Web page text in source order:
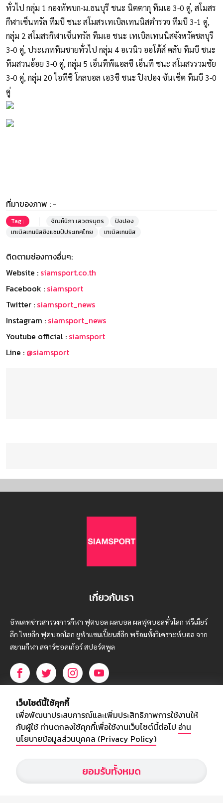
ทั่วไป กลุ่ม 1 กองทัพบก-ม.ธนบุรี ชนะ นิตตากุ ทีมเอ 3-0 คู่, สโมสร
กีฬาเซ็นทรัล ทีมบี ชนะ สโมสรเทเบิลเทนนิสตำรวจ ทีมบี 3-1 คู่,
กลุ่ม 2 สโมสรกีฬาเซ็นทรัล ทีมเอ ชนะ เทเบิลเทนนิสจังหวัดชลบุรี
3-0 คู่, ประเภททีมชายทั่วไป กลุ่ม 4 อเวนิว ออโต้ส์ คลับ ทีมบี ชนะ
ทีมสวนอ้อย 3-0 คู่, กลุ่ม 5 เอ็นทีพีแอลซี เอ็นที ชนะ สโมสรรวมชัย
3-0 คู่, กลุ่ม 20 ไอทีซี โกลบอล เอ3ซี ชนะ ปิงปอง ซันเซ็ต ทีมบี 3-0
คู่
ที่มาของภาพ : -
Tag : จิณห์นิภา เสวตรบุตร
ปิงปอง
เทเบิลเทนนิสชิงแชมป์ประเทศไทย
เทเบิลเทนนิส
ติดตามช่องทางอื่นๆ:
Website : siamsport.co.th
Facebook : siamsport
Twitter : siamsport_news
Instagram : siamsport_news
Youtube official : siamsport
Line : @siamsport
เกี่ยวกับเรา
อัพเดทข่าวสารวงการกีฬา ฟุตบอล ผลบอล ผลฟุตบอลทั่วโลก ฟรีเมียร์
ลีก ไทยลีก ฟุตบอลโลก ยูฟ่าแซมเปี้ยนส์ลีก พร้อมทั้งวิเคราะห์บอล จาก
สยามกีฬา สตาร์ชอคเก้อร์ สปอร์ตพูล
บริษัท สยามสปอร์ต ซินติเคท จำกัด (มหาชน)
เลขที่ 66/26 - 29 ซอยรามอินทรา 40
ถนนรามอินทรา แขวงนวลจันทร์
เขตบึงกุ่ม กรุงเทพฯ 10230
webmaster@siamsport.co.th
เว็บไซต์ : www.siamsport.co.th
เว็บไซต์นี้ใช้คุกกี้
เพื่อพัฒนาประสบการณ์และเพิ่มประสิทธิภาพการใช้งานให้
กับผู้ใช้ ท่านตกลงใช้คุกกี้เพื่อใช้งานเว็บไซต์นี้ต่อไป อ่าน
นโยบายข้อมูลส่วนบุคคล (Privacy Policy)
ยอมรับทั้งหมด